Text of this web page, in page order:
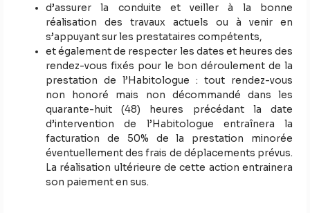
d’assurer la conduite et veiller à la bonne
réalisation des travaux actuels ou à venir en
s’appuyant sur les prestataires compétents,
et également de respecter les dates et heures des
rendez-vous fixés pour le bon déroulement de la
prestation de l’Habitologue : tout rendez-vous
non honoré mais non décommandé dans les
quarante-huit (48) heures précédant la date
d’intervention de l’Habitologue entraînera la
facturation de 50% de la prestation minorée
éventuellement des frais de déplacements prévus.
La réalisation ultérieure de cette action entrainera
son paiement en sus.